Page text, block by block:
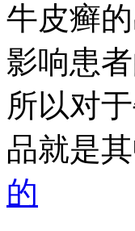
牛皮癣
影响患
所以对
品就是
的